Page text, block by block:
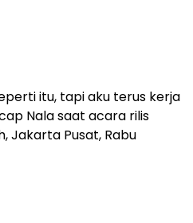
itu, tapi aku terus kerja
Nala saat acara rilis
Jakarta Pusat, Rabu